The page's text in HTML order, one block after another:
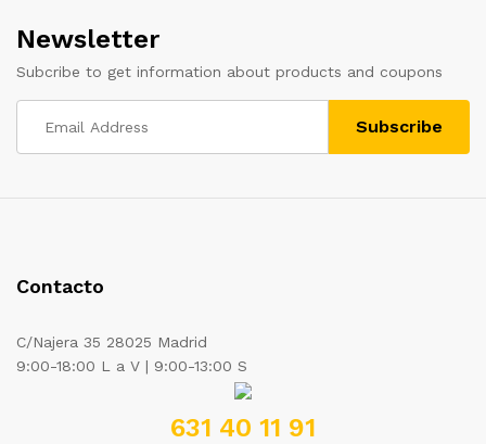
Newsletter
Subcribe to get information about products and coupons
Contacto
C/Najera 35 28025 Madrid
9:00-18:00 L a V | 9:00-13:00 S
631 40 11 91